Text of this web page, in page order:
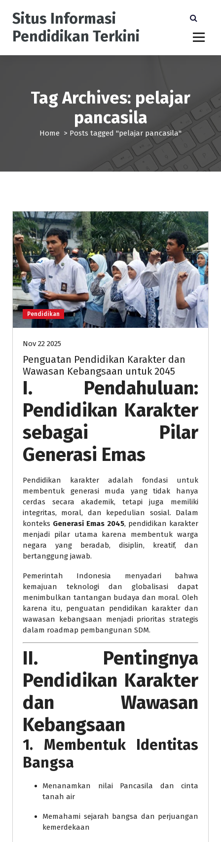
Situs Informasi
Pendidikan Terkini
Tag Archives: pelajar
pancasila
Home > Posts tagged "pelajar pancasila"
Pendidikan
Nov 22 2025
Penguatan Pendidikan Karakter dan
Wawasan Kebangsaan untuk 2045
I. Pendahuluan:
Pendidikan Karakter
sebagai Pilar
Generasi Emas
Pendidikan karakter adalah fondasi untuk
membentuk generasi muda yang tidak hanya
cerdas secara akademik, tetapi juga memiliki
integritas, moral, dan kepedulian sosial. Dalam
konteks Generasi Emas 2045, pendidikan karakter
menjadi pilar utama karena membentuk warga
negara yang beradab, disiplin, kreatif, dan
bertanggung jawab.
Pemerintah Indonesia menyadari bahwa
kemajuan teknologi dan globalisasi dapat
menimbulkan tantangan budaya dan moral. Oleh
karena itu, penguatan pendidikan karakter dan
wawasan kebangsaan menjadi prioritas strategis
dalam roadmap pembangunan SDM.
II. Pentingnya
Pendidikan Karakter
dan Wawasan
Kebangsaan
1. Membentuk Identitas
Bangsa
Menanamkan nilai Pancasila dan cinta
tanah air
Memahami sejarah bangsa dan perjuangan
kemerdekaan